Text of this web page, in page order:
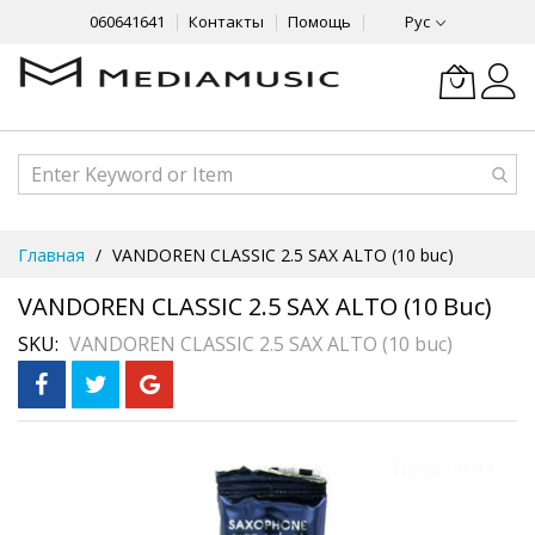
060641641 Контакты Помощь Рус
Content
Главная VANDOREN CLASSIC 2.5 SAX ALTO (10 buc)
VANDOREN CLASSIC 2.5 SAX ALTO (10 Buc)
SKU VANDOREN CLASSIC 2.5 SAX ALTO (10 buc)